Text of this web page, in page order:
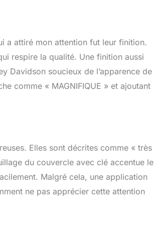
a attiré mon attention fut leur finition.
respire la qualité. Une finition aussi
Davidson soucieux de l’apparence de
comme « MAGNIFIQUE » et ajoutant
Elles sont décrites comme « très
du couvercle avec clé accentue le
Malgré cela, une application
ne pas apprécier cette attention